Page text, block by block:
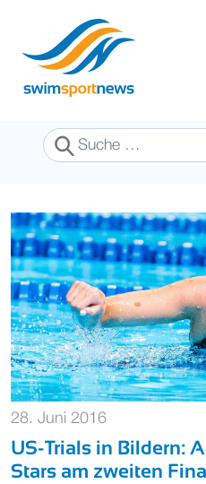
Suchen
28. Juni 2016
US-Trials in Bildern:
Stars am zweiten